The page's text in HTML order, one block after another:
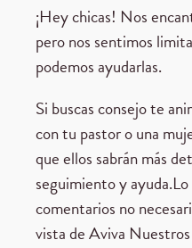
¡Hey chicas! Nos
pero nos sentimos
podemos ayudarlas.
Si buscas consejo te
con tu pastor o una
que ellos sabrán más
seguimiento y
comentarios no
vista de Aviva